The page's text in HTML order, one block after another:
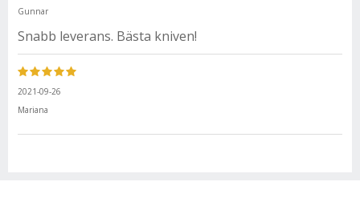
Gunnar
Snabb leverans. Bästa kniven!
2021-09-26
Mariana